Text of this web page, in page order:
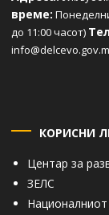
време:
до 11:00 часот)
КОРИСНИ
Центар за
ЗЕЛС